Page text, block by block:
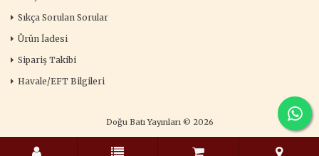
Sıkça Sorulan Sorular
Ürün İadesi
Sipariş Takibi
Havale/EFT Bilgileri
Doğu Batı Yayınları © 2026